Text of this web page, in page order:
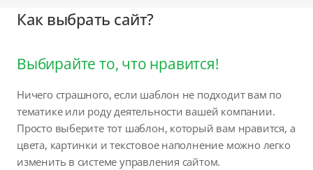
Как выбрать сайт?
Выбирайте то, что нравится!
Ничего страшного, если шаблон не подходит вам по
тематике или роду деятельности вашей компании.
Просто выберите тот шаблон, который вам нравится, а
цвета, картинки и текстовое наполнение можно легко
изменить в системе управления сайтом.